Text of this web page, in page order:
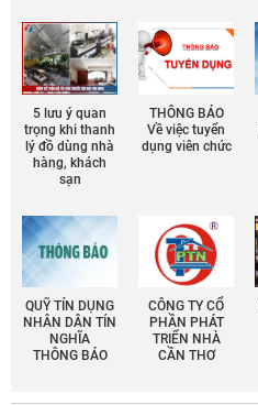
5 lưu ý quan
trọng khi thanh
lý đồ dùng nhà
hàng, khách
sạn
THÔNG BÁO
Về việc tuyển
dụng viên chức
QUỸ TÍN DỤNG
NHÂN DÂN TÍN
NGHĨA
THÔNG BÁO
CÔNG TY CỔ
PHẦN PHÁT
TRIỂN NHÀ
CẦN THƠ